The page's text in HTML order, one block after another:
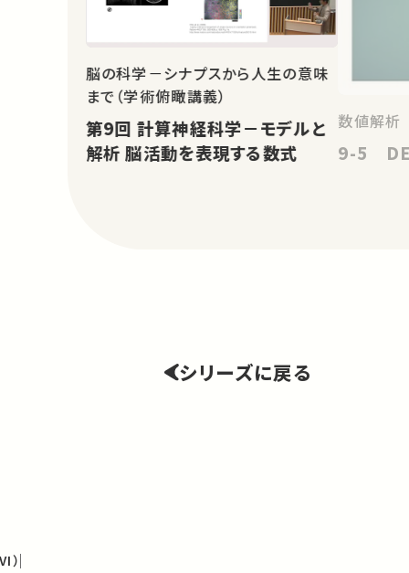
脳の科学－シナプスから人生の意味
まで（学術俯瞰講義）
第9回 計算神経科学－モデルと
解析 脳活動を表現する数式
数値解析
9-5 DE
シリーズに戻る
）